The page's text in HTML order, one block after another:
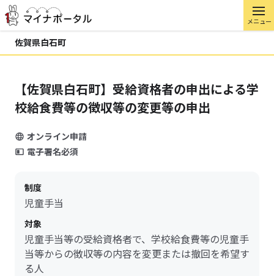
メニュー
佐賀県白石町
【佐賀県白石町】受給資格者の申出による学
校給食費等の徴収等の変更等の申出
オンライン申請
電子署名必須
制度
児童手当
対象
児童手当等の受給資格者で、学校給食費等の児童手
当等からの徴収等の内容を変更または撤回を希望す
る人